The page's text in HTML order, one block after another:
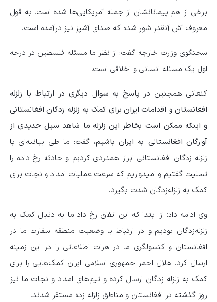
برخی از هم پیمانانشان از جمله آمریکایی‌ها شده است. به قول
معروف آش آنقدر شور شده که صدای آشپز نیز درآمده است.
سخنگوی وزارت خارجه گفت: از نظر ما مسئله فلسطین در درجه
اول یک مسئله انسانی و اخلاقی است.
کنعانی همچنین در پاسخ به سوال دیگری در ارتباط با زلزله
افغانستان و اقدامات ایران برای کمک به زلزله زدگان افغانستانی
و اینکه ممکن است بخاطر این زلزله ما شاهد سیل جدیدی از
آوارگان افغانستانی به ایران باشیم، گفت: ما طی بیانیه‌ای با
زلزله زدگان افغانستانی ابراز همدردی کردیم و حادثه رخ داده را
تسلیت گفتیم و امیدواریم که سرعت عملیات امداد و نجات برای
کمک به زلزله‌زدگان شدت بگیرد.
وی ادامه داد: از ابتدا که این اتفاق رخ داد ما به دنبال کمک به
زلزله‌زدگان بودیم و در ارتباط با وضعیت منطقه سفارت ما در
افغانستان و کنسولگری ما در هرات اطلاعاتی را در این زمینه
ارسال کرد. هلال احمر جمهوری اسلامی ایران کمک‌هایی را برای
کمک به زلزله زدگان ارسال کرده و تیم‌های امداد و نجات ما نیز
روز گذشته در افغانستان و مناطق زلزله زده مستقر شدند.